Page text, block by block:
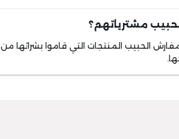
مشترياتهم؟
عملاء مفارش الحبيب المنتجات التي قاموا بشرائها من